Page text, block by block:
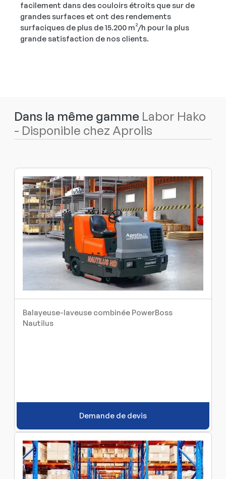
facilement dans des couloirs étroits que sur de
grandes surfaces et ont des rendements
surfaciques de plus de 15.200 m²/h pour la plus
grande satisfaction de nos clients.
Dans la même gamme Labor Hako
- Disponible chez Aprolis
Balayeuse-laveuse combinée PowerBoss
Nautilus
Demande de devis